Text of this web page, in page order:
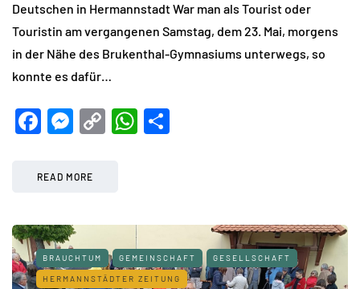
Deutschen in Hermannstadt War man als Tourist oder
Touristin am vergangenen Samstag, dem 23. Mai, morgens
in der Nähe des Brukenthal-Gymnasiums unterwegs, so
konnte es dafür…
Facebook
Messenger
CopyWhatsApp
READ MORE
BRAUCHTUM GEMEINSCHAFT GESELLSCHAFT
HERMANNSTÄDTER ZEITUNG